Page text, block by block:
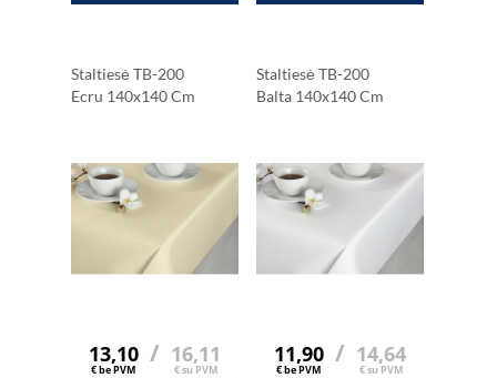
Staltiesė TB-200
Ecru 140x140 Cm
13,10
€ be PVM
/ 16,11
€ su PVM
Staltiesė TB-200
Balta 140x140 Cm
11,90
€ be PVM
/ 14,64
€ su PVM